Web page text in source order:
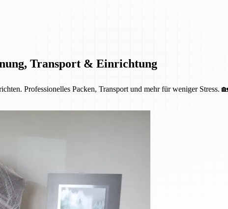
Transport & Einrichtung
Professionelles Packen, Transport und mehr für weniger Stress.